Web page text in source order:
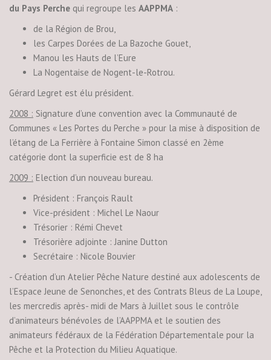
du Pays Perche qui regroupe les AAPPMA :
de la Région de Brou,
les Carpes Dorées de La Bazoche Gouet,
Manou les Hauts de l’Eure
La Nogentaise de Nogent-le-Rotrou.
Gérard Legret est élu président.
2008 : Signature d’une convention avec la Communauté de
Communes « Les Portes du Perche » pour la mise à disposition de
l’étang de La Ferrière à Fontaine Simon classé en 2ème
catégorie dont la superficie est de 8 ha
2009 : Election d’un nouveau bureau.
Président : François Rault
Vice-président : Michel Le Naour
Trésorier : Rémi Chevet
Trésorière adjointe : Janine Dutton
Secrétaire : Nicole Bouvier
- Création d’un Atelier Pêche Nature destiné aux adolescents de
l’Espace Jeune de Senonches, et des Contrats Bleus de La Loupe,
les mercredis après- midi de Mars à Juillet sous le contrôle
d’animateurs bénévoles de l’AAPPMA et le soutien des
animateurs fédéraux de la Fédération Départementale pour la
Pêche et la Protection du Milieu Aquatique.